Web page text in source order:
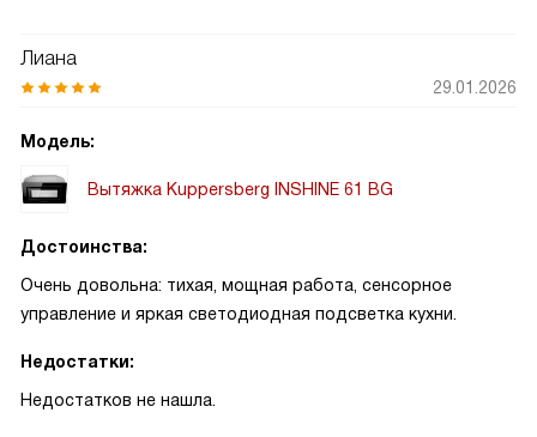
Лиана
29.01.2026
Модель:
Вытяжка Kuppersberg INSHINE 61 BG
Достоинства:
Очень довольна: тихая, мощная работа, сенсорное
управление и яркая светодиодная подсветка кухни.
Недостатки:
Недостатков не нашла.